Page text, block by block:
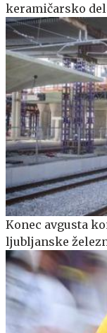
keramičarsko
Konec avgusta
ljubljanske